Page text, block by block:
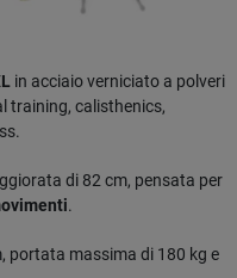
in acciaio verniciato a polveri
training, calisthenics,
di 82 cm, pensata per
.
portata massima di 180 kg e